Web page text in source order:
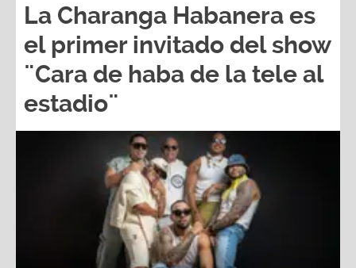
La Charanga Habanera es
el primer invitado del show
¨Cara de haba de la tele al
estadio¨